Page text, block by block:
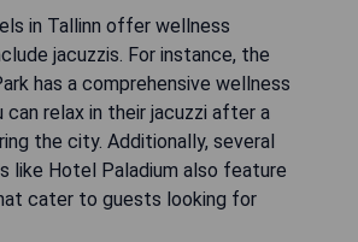
in Tallinn offer wellness
jacuzzis. For instance, the
has a comprehensive wellness
can relax in their jacuzzi after a
the city. Additionally, several
like Hotel Paladium also feature
cater to guests looking for